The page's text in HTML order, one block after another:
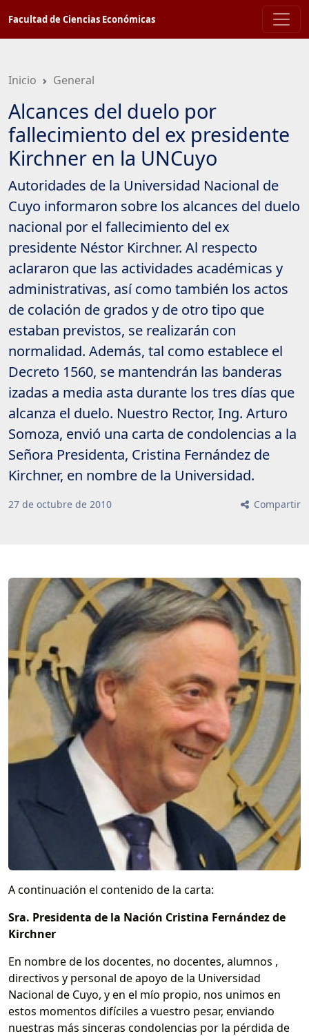
contenido
Facultad de Ciencias Económicas
Inicio General
Alcances del duelo por
fallecimiento del ex presidente
Kirchner en la UNCuyo
Autoridades de la Universidad Nacional de
Cuyo informaron sobre los alcances del duelo
nacional por el fallecimiento del ex
presidente Néstor Kirchner. Al respecto
aclararon que las actividades académicas y
administrativas, así como también los actos
de colación de grados y de otro tipo que
estaban previstos, se realizarán con
normalidad. Además, tal como establece el
Decreto 1560, se mantendrán las banderas
izadas a media asta durante los tres días que
alcanza el duelo. Nuestro Rector, Ing. Arturo
Somoza, envió una carta de condolencias a la
Señora Presidenta, Cristina Fernández de
Kirchner, en nombre de la Universidad.
27 de octubre de 2010 Compartir
A continuación el contenido de la carta:
Sra. Presidenta de la Nación Cristina Fernández de
Kirchner
En nombre de los docentes, no docentes, alumnos ,
directivos y personal de apoyo de la Universidad
Nacional de Cuyo, y en el mío propio, nos unimos en
estos momentos difíciles a vuestro pesar, enviando
nuestras más sinceras condolencias por la pérdida de